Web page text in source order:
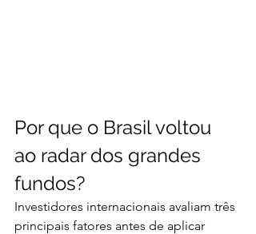
Por que o Brasil voltou
ao radar dos grandes
fundos?
Investidores internacionais avaliam três
principais fatores antes de aplicar